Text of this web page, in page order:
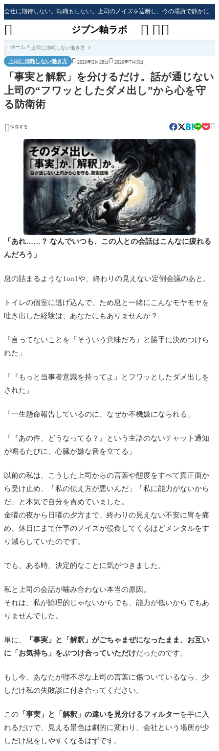
会社に期待しない。転職もしない。上司のノイズを遮断し、今の場所で静かに生き残る「防衛戦略」
ジブン軸ラボ  

 ホーム 上司に消耗しない働き方
上司に消耗しない働き方  2026年2月28日  2026年7月5日
「事実と解釈」を分けるだけ。話が通じない
上司の“フワッとしたダメ出し”から心を守
る防衛術
 保存する 
「あれ……？ なんでいつも、この人との会話はこんなに疲れる
んだろう」
息の詰まるような1on1や、終わりの見えない定例会議のあと。
トイレの個室に逃げ込んで、ため息と一緒にこんなモヤモヤを
吐き出した経験は、あなたにもありませんか？
「言ってないことを『そういう意味だろ』と勝手に決めつけら
れた」
「『もっと当事者意識を持ってよ』とフワッとしたダメ出しを
された」
「一生懸命報告しているのに、なぜか不機嫌になられる」
「『あの件、どうなってる？』という主語のないチャット通知
が鳴るたびに、心臓が嫌な音を立てる」
以前の私は、こうした上司からの言葉や態度をすべて真正面か
ら受け止め、「私の伝え方が悪いんだ」「私に能力がないから
だ」と本気で自分を責めていました。
金曜の夜から日曜の夕方まで、終わりの見えない不安に胃を痛
め、休日にまで仕事のノイズが侵食してくるほどメンタルをす
り減らしていたのです。
でも、ある時、決定的なことに気がつきました。
私と上司の会話が噛み合わない本当の原因。
それは、私が論理的じゃないからでも、能力が低いからでもあ
りませんでした。
単に、
「事実」と「解釈」がごちゃまぜになったまま、お互い
に「お気持ち」をぶつけ合っていただけだったのです。
もし今、あなたが理不尽な上司の言葉に傷ついているなら、少
しだけ私の失敗談に付き合ってください。
この 「事実」と「解釈」の違いを見分けるフィルターを手に入
れるだけで、見える景色は劇的に変わり、会社という場所が少
しだけ息をしやすくなるはずです。